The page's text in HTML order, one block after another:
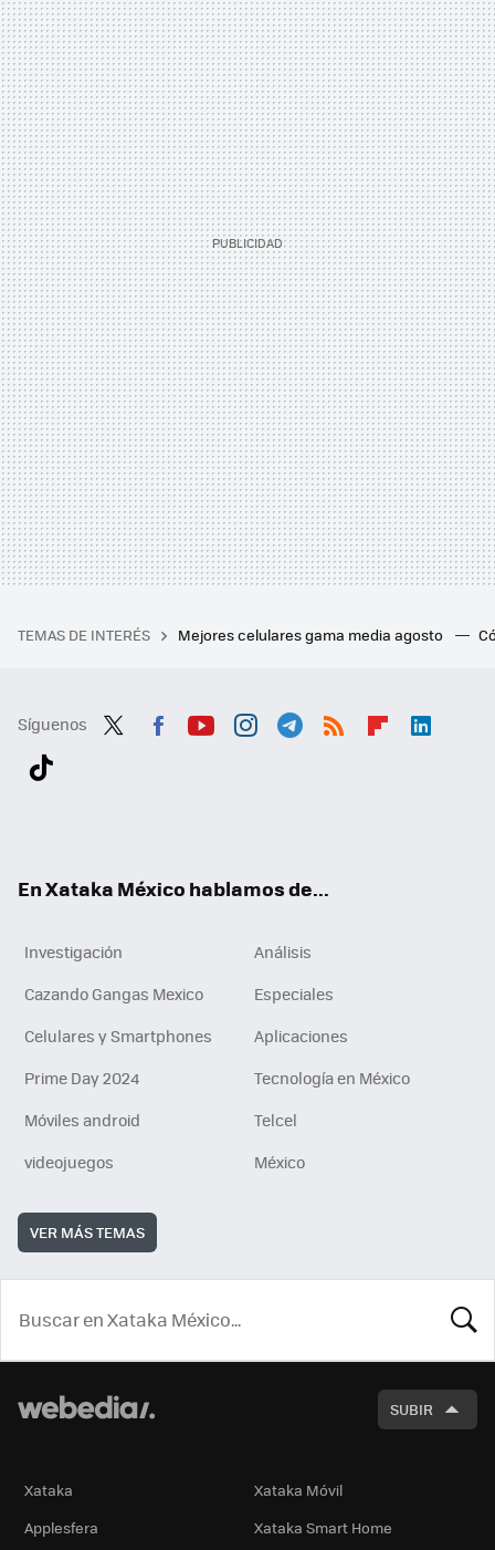
TEMAS DE INTERÉS Mejores celulares gama media agosto
Síguenos
En Xataka México hablamos de...
Investigación
Análisis
Cazando Gangas Mexico
Especiales
Celulares y Smartphones
Aplicaciones
Prime Day 2024
Tecnología en México
Móviles android
Telcel
videojuegos
México
VER MÁS TEMAS
SUBIR
Xataka
Xataka Móvil
Applesfera
Xataka Smart Home